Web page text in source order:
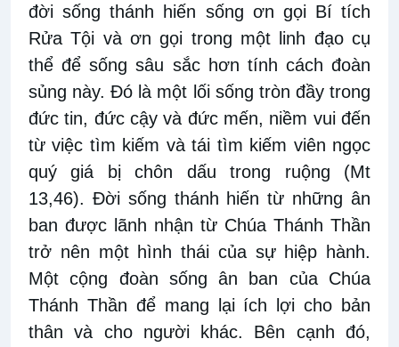
đời sống thánh hiến sống ơn gọi Bí tích
Rửa Tội và ơn gọi trong một linh đạo cụ
thể để sống sâu sắc hơn tính cách đoàn
sủng này. Đó là một lối sống tròn đầy trong
đức tin, đức cậy và đức mến, niềm vui đến
từ việc tìm kiếm và tái tìm kiếm viên ngọc
quý giá bị chôn dấu trong ruộng (Mt
13,46). Đời sống thánh hiến từ những ân
ban được lãnh nhận từ Chúa Thánh Thần
trở nên một hình thái của sự hiệp hành.
Một cộng đoàn sống ân ban của Chúa
Thánh Thần để mang lại ích lợi cho bản
thân và cho người khác. Bên cạnh đó,